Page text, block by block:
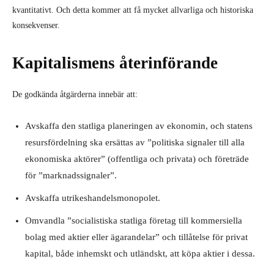
kvantitativt. Och detta kommer att få mycket allvarliga och historiska
konsekvenser.
Kapitalismens återinförande
De godkända åtgärderna innebär att:
Avskaffa den statliga planeringen av ekonomin, och statens
resursfördelning ska ersättas av ”politiska signaler till alla
ekonomiska aktörer” (offentliga och privata) och företräde
för ”marknadssignaler”.
Avskaffa utrikeshandelsmonopolet.
Omvandla ”socialistiska statliga företag till kommersiella
bolag med aktier eller ägarandelar” och tillåtelse för privat
kapital, både inhemskt och utländskt, att köpa aktier i dessa.